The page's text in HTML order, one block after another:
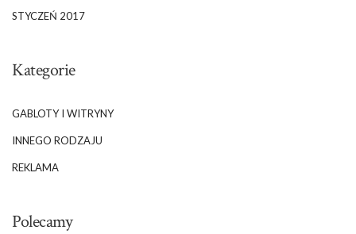
STYCZEŃ 2017
Kategorie
GABLOTY I WITRYNY
INNEGO RODZAJU
REKLAMA
Polecamy